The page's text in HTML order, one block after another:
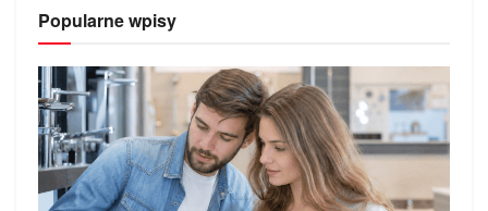
Popularne wpisy